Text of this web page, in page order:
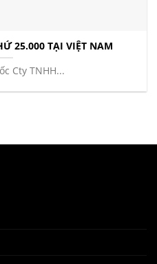
25.000 TẠI VIỆT NAM
Cty TNHH...